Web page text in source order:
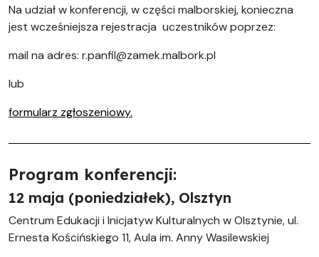
Na udział w konferencji, w części malborskiej, konieczna
jest wcześniejsza rejestracja uczestników poprzez:
mail na adres: r.panfil@zamek.malbork.pl
lub
formularz zgłoszeniowy.
Program konferencji:
12 maja (poniedziałek), Olsztyn
Centrum Edukacji i Inicjatyw Kulturalnych w Olsztynie, ul.
Ernesta Kościńskiego 11, Aula im. Anny Wasilewskiej